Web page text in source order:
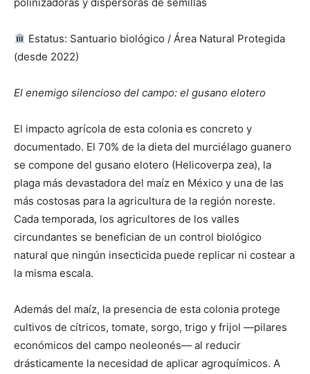
polinizadoras y dispersoras de semillas
Estatus: Santuario biológico / Área Natural Protegida
(desde 2022)
El enemigo silencioso del campo: el gusano elotero
El impacto agrícola de esta colonia es concreto y
documentado. El 70% de la dieta del murciélago guanero
se compone del gusano elotero (Helicoverpa zea), la
plaga más devastadora del maíz en México y una de las
más costosas para la agricultura de la región noreste.
Cada temporada, los agricultores de los valles
circundantes se benefician de un control biológico
natural que ningún insecticida puede replicar ni costear a
la misma escala.
Además del maíz, la presencia de esta colonia protege
cultivos de cítricos, tomate, sorgo, trigo y frijol —pilares
económicos del campo neoleonés— al reducir
drásticamente la necesidad de aplicar agroquímicos. A